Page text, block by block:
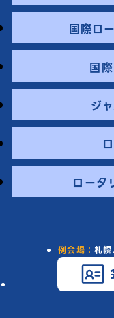
国際ロ
国
ジ
ロータ
例会場：札